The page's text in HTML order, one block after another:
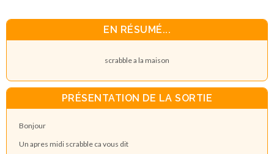
EN RÉSUMÉ...
scrabble a la maison
PRÉSENTATION DE LA SORTIE
Bonjour
Un apres midi scrabble ca vous dit